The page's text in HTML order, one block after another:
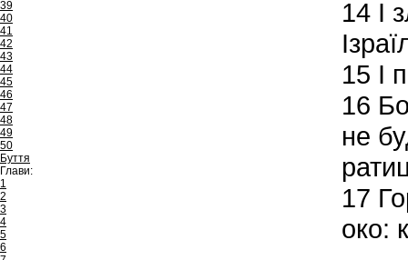
39
40
41
42
43
44
45
46
47
48
49
50
Буття
Глави:
1
2
3
4
5
6
14 І
15 І
16
не
17
око: